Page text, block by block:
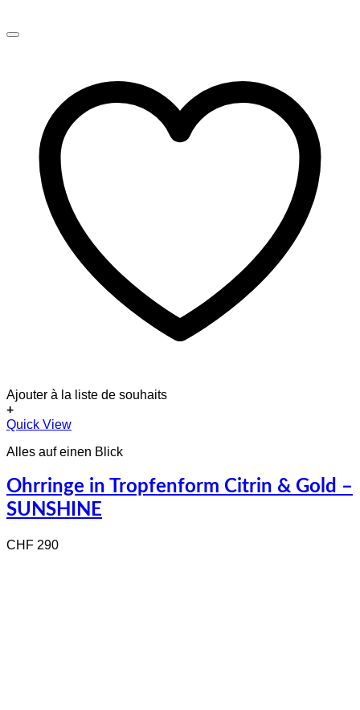
Ajouter à la liste de souhaits
+
Quick View
Alles auf einen Blick
Ohrringe in Tropfenform Citrin & Gold –
SUNSHINE
CHF 290